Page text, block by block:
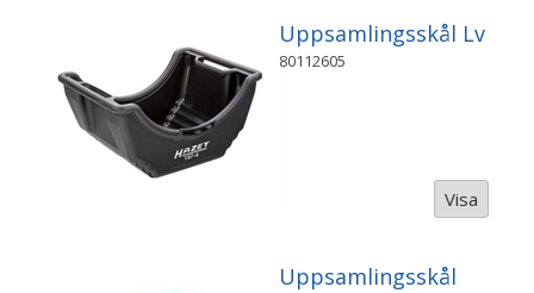
Uppsamlingsskål Lv
80112605
Visa
Uppsamlingsskål